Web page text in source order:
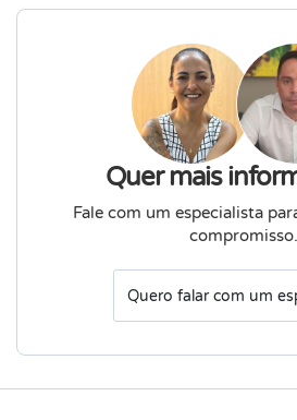
Quer mais
Fale com um especialista
compromisso.
Quero falar com um